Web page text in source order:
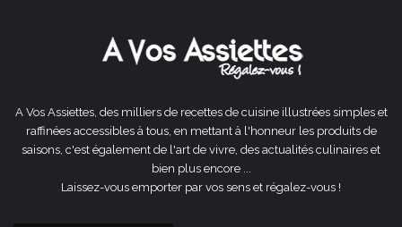
A Vos Assiettes, des milliers de recettes de cuisine illustrées simples et
raffinées accessibles à tous, en mettant à l'honneur les produits de
saisons, c'est également de l'art de vivre, des actualités culinaires et
bien plus encore ...
Laissez-vous emporter par vos sens et régalez-vous !